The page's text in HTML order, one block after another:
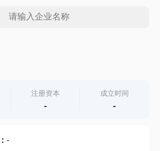
注册资本
-
成立时间
-
-